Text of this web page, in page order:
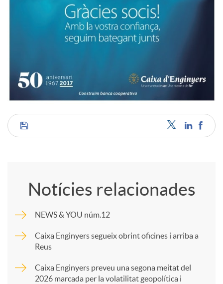
C
p
a
Notícies relacionades
NEWS & YOU núm.12
Caixa Enginyers segueix obrint oficines i arriba a
Reus
Caixa Enginyers preveu una segona meitat del
2026 marcada per la volatilitat geopolítica i